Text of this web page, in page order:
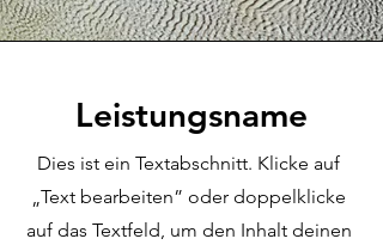
Leistungsname
Dies ist ein Textabschnitt. Klicke auf
„Text bearbeiten” oder doppelklicke
auf das Textfeld, um den Inhalt deinen